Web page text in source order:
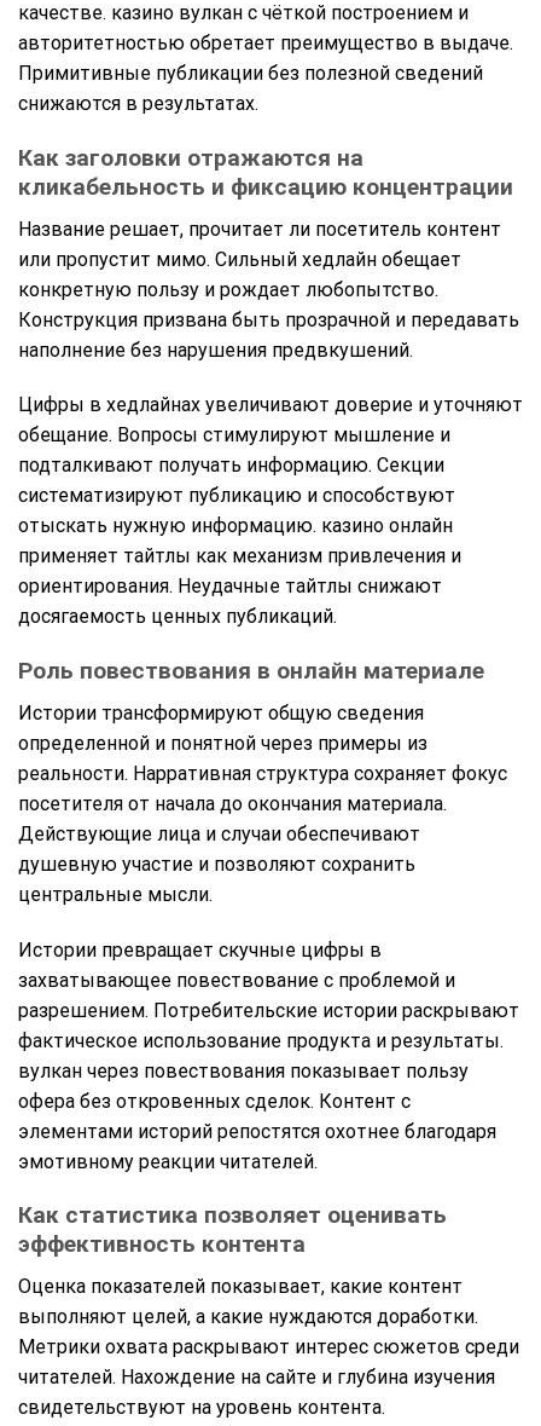
качестве. казино вулкан с чёткой построением и
авторитетностью обретает преимущество в выдаче.
Примитивные публикации без полезной сведений
снижаются в результатах.
Как заголовки отражаются на
кликабельность и фиксацию концентрации
Название решает, прочитает ли посетитель контент
или пропустит мимо. Сильный хедлайн обещает
конкретную пользу и рождает любопытство.
Конструкция призвана быть прозрачной и передавать
наполнение без нарушения предвкушений.
Цифры в хедлайнах увеличивают доверие и уточняют
обещание. Вопросы стимулируют мышление и
подталкивают получать информацию. Секции
систематизируют публикацию и способствуют
отыскать нужную информацию. казино онлайн
применяет тайтлы как механизм привлечения и
ориентирования. Неудачные тайтлы снижают
досягаемость ценных публикаций.
Роль повествования в онлайн материале
Истории трансформируют общую сведения
определенной и понятной через примеры из
реальности. Нарративная структура сохраняет фокус
посетителя от начала до окончания материала.
Действующие лица и случаи обеспечивают
душевную участие и позволяют сохранить
центральные мысли.
Истории превращает скучные цифры в
захватывающее повествование с проблемой и
разрешением. Потребительские истории раскрывают
фактическое использование продукта и результаты.
вулкан через повествования показывает пользу
офера без откровенных сделок. Контент с
элементами историй репостятся охотнее благодаря
эмотивному реакции читателей.
Как статистика позволяет оценивать
эффективность контента
Оценка показателей показывает, какие контент
выполняют целей, а какие нуждаются доработки.
Метрики охвата раскрывают интерес сюжетов среди
читателей. Нахождение на сайте и глубина изучения
свидетельствуют на уровень контента.